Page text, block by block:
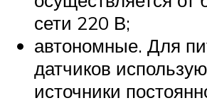
сети 220 В;
автономные. Для
датчиков
источники